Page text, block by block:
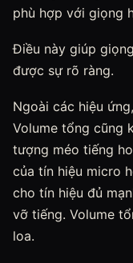
phù hợp với giọng
Điều này giúp
được sự rõ ràng.
Ngoài các hiệu
Volume tổng cũng
tượng méo tiếng
của tín hiệu micro
cho tín hiệu đủ
vỡ tiếng. Volume
loa.